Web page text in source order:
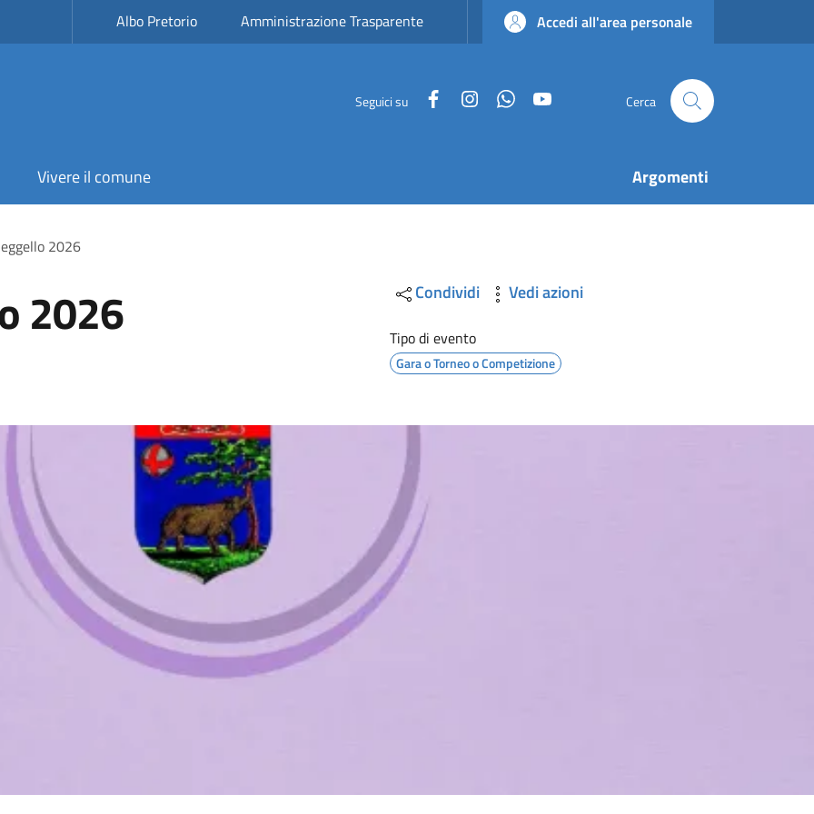
Albo Pretorio Amministrazione Trasparente Accedi all'area personale
Seguici su FacebookInstagramWhatsApp Cerca
Vivere il comune Argomenti
2026
2026 Condividi Vedi azioni
Tipo di evento
Gara o Torneo o Competizione